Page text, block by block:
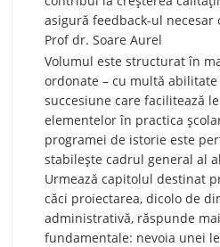
asigură feedback-ul
Prof dr. Soare Aurel
Volumul este structurat în
ordonate – cu multă
succesiune care facilitează
elementelor în practica
programei de istorie este
stabilește cadrul general al
Urmează capitolul destinat
căci proiectarea, dicolo de
administrativă, răspunde
fundamentale: nevoia unei